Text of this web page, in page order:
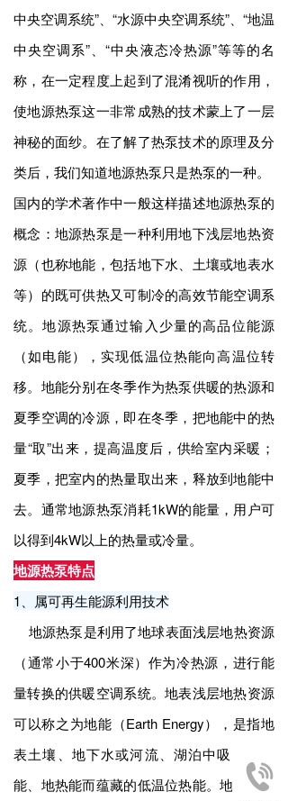
中央空调系统”、“水源中央空调系统”、“地温
中央空调系”、“中央液态冷热源”等等的名
称，在一定程度上起到了混淆视听的作用，
使地源热泵这一非常成熟的技术蒙上了一层
神秘的面纱。在了解了热泵技术的原理及分
类后，我们知道地源热泵只是热泵的一种。
国内的学术著作中一般这样描述地源热泵的
概念：地源热泵是一种利用地下浅层地热资
源（也称地能，包括地下水、土壤或地表水
等）的既可供热又可制冷的高效节能空调系
统。地源热泵通过输入少量的高品位能源
（如电能），实现低温位热能向高温位转
移。地能分别在冬季作为热泵供暖的热源和
夏季空调的冷源，即在冬季，把地能中的热
量“取”出来，提高温度后，供给室内采暖；
夏季，把室内的热量取出来，释放到地能中
去。通常地源热泵消耗1kW的能量，用户可
以得到4kW以上的热量或冷量。
地源热泵特点
1、属可再生能源利用技术
地源热泵是利用了地球表面浅层地热资源
（通常小于400米深）作为冷热源，进行能
量转换的供暖空调系统。地表浅层地热资源
可以称之为地能（Earth Energy），是指地
表土壤、地下水或河流、湖泊中吸收太阳
能、地热能而蕴藏的低温位热能。地表浅层